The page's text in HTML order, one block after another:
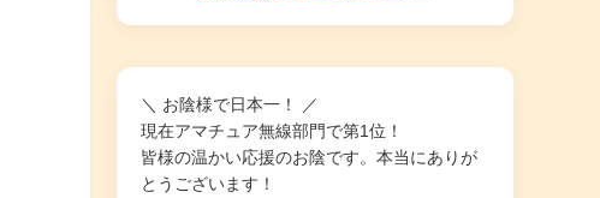
＼ お陰様で日本一！ ／
現在アマチュア無線部門で第1位！
皆様の温かい応援のお陰です。本当にありが
とうございます！